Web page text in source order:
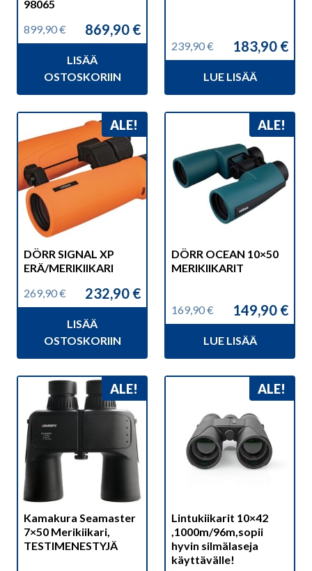
98065
899,90€
Alkuperäinen
899,90 €.
869,90 €
Nykyinen
869,90 €.
LISÄÄ
OSTOSKORIIN
239,90€
Alkuperäinen
239,90 €.
183,90 €
Nykyinen
183,90 €.
LUE LISÄÄ
ALE!
DÖRR SIGNAL XP
ERÄ/MERIKIIKARI
269,90€
Alkuperäinen
269,90 €.
232,90 €
Nykyinen
232,90 €.
LISÄÄ
OSTOSKORIIN
ALE!
DÖRR OCEAN 10×50
MERIKIIKARIT
169,90€
Alkuperäinen
169,90 €.
149,90 €
Nykyinen
149,90 €.
LUE LISÄÄ
ALE!
Kamakura Seamaster
7×50 Merikiikari,
TESTIMENESTYJÄ
ALE!
Lintukiikarit 10×42
,1000m/96m,sopii
hyvin silmälaseja
käyttävälle!